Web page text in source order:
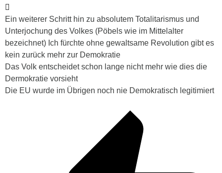
Ein weiterer Schritt hin zu absolutem Totalitarismus und
Unterjochung des Volkes (Pöbels wie im Mittelalter
bezeichnet) Ich fürchte ohne gewaltsame Revolution gibt es
kein zurück mehr zur Demokratie
Das Volk entscheidet schon lange nicht mehr wie dies die
Dermokratie vorsieht
Die EU wurde im Übrigen noch nie Demokratisch legitimiert